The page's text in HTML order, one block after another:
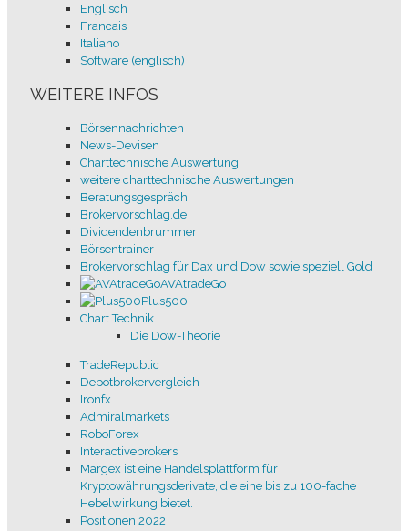
auf diese Seite verwiesen wurde. Sofern Teile oder einzelne Formulierungen dieses
Textes der geltenden Rechtslage nicht, nicht mehr oder nicht vollständig entsprechen
sollten, bleiben die übrigen Teile des Dokumentes in ihrem Inhalt und ihrer Gültigkeit
6. Impressum und Informationspflicht:
Mediengesetzhier
Zurück
Weiter
Brokervorschlag sich aufs Handeln konzentrieren
Mittelkurs berechnen
Börse / Investment / Charttechnik
Russell2000
Danke-slm
JustTrade
Discord
Risikohinweis
Impressum / AGBs
Kontakt usw.
Englisch
Francais
Italiano
Software (englisch)
WEITERE INFOS
Börsennachrichten
News-Devisen
Charttechnische Auswertung
weitere charttechnische Auswertungen
Beratungsgespräch
Brokervorschlag.de
Dividendenbrummer
Börsentrainer
Brokervorschlag für Dax und Dow sowie speziell Gold
AVAtradeGo
Plus500
Chart Technik
Die Dow-Theorie
TradeRepublic
Depotbrokervergleich
Ironfx
Admiralmarkets
RoboForex
Interactivebrokers
Margex ist eine Handelsplattform für
Kryptowährungsderivate, die eine bis zu 100-fache
Hebelwirkung bietet.
Positionen 2022